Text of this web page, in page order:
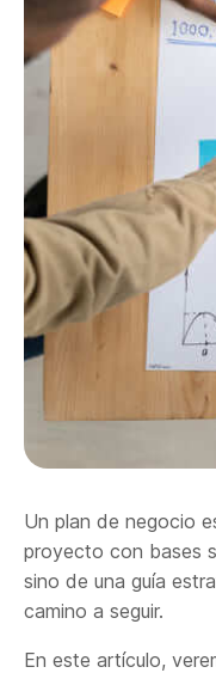
Un plan de negocio
proyecto con bases
sino de una guía
camino a seguir.
En este artículo,